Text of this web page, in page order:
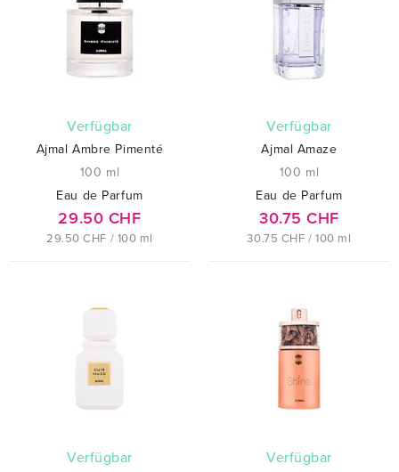
verfügbar
Ajmal Ambre Pimenté
100 ml
Eau de Parfum
29.50 CHF
29.50 CHF / 100 ml
verfügbar
Ajmal Amaze
100 ml
Eau de Parfum
30.75 CHF
30.75 CHF / 100 ml
verfügbar verfügbar